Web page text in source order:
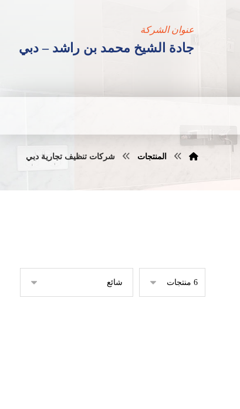
عنوان الشركة
جادة الشيخ محمد بن راشد – دبي
المنتجات شركات تنظيف تجارية دبي